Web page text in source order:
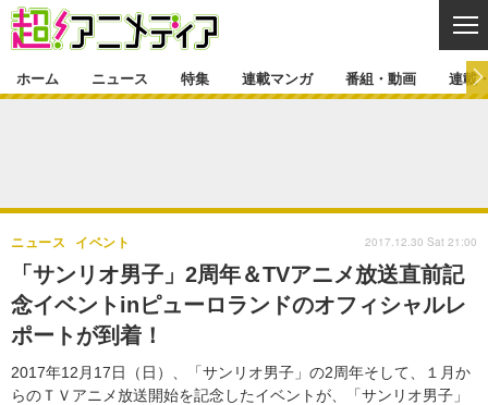
ゲーム・アプリ マンガ
グッズ イベント
声優
舞台 新帝スタ
特集一覧 カバー
ラキりす
連載マンガ
連載マンガ一覧 連載一覧
番組・動画
番組・動画一覧 ラジオ
動画
連載・ブログ
連載・ブログ一覧
編集部ブログ・お知らせ
ホーム ニュース 特集 連載マンガ 番組・動画 連載
「サンリオ男子」2周年＆TVアニメ放送直前記
念イベントinピューロランドのオフィシャルレ
ポートが到着！
2017年12月17日（日）、「サンリオ男子」の2周年そして、１月か
らのＴＶアニメ放送開始を記念したイベントが、「サンリオ男子」
ニュース イベント 2017.12.30 Sat 21:00